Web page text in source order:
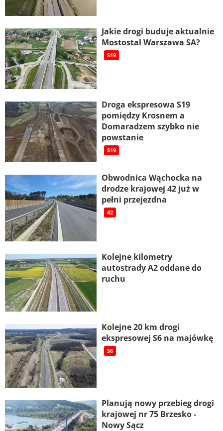
Jakie drogi buduje aktualnie
Mostostal Warszawa SA?
S19
Droga ekspresowa S19
pomiędzy Krosnem a
Domaradzem szybko nie
powstanie
S19
Obwodnica Wąchocka na
drodze krajowej 42 już w
pełni przejezdna
42
Kolejne kilometry
autostrady A2 oddane do
ruchu
Kolejne 20 km drogi
ekspresowej S6 na majówkę
S6
Planują nowy przebieg drogi
krajowej nr 75 Brzesko -
Nowy Sącz